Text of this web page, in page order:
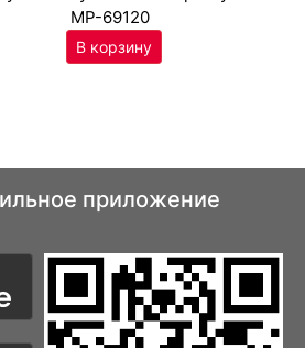
MP-69120
приложение